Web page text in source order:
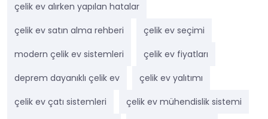
çelik ev alırken yapılan hatalar
çelik ev satın alma rehberi
çelik ev seçimi
modern çelik ev sistemleri
çelik ev fiyatları
deprem dayanıklı çelik ev
çelik ev yalıtımı
çelik ev çatı sistemleri
çelik ev mühendislik sistemi